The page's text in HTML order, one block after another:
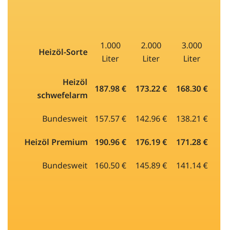
Heizöl-Sorte
1.000
Liter
2.000
Liter
3.000
Liter
Heizöl
schwefelarm
187.98 € 173.22 € 168.30 €
Bundesweit 157.57 € 142.96 € 138.21 €
Heizöl Premium 190.96 € 176.19 € 171.28 €
Bundesweit 160.50 € 145.89 € 141.14 €